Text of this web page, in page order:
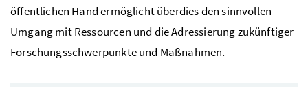
öffentlichen Hand ermöglicht überdies den sinnvollen
Umgang mit Ressourcen und die Adressierung zukünftiger
Forschungsschwerpunkte und Maßnahmen.